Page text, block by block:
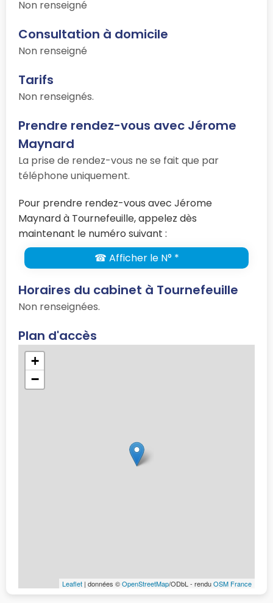
Non renseigné
Consultation à domicile
Non renseigné
Tarifs
Non renseignés.
Prendre rendez-vous avec Jérome
Maynard
La prise de rendez-vous ne se fait que par
téléphone uniquement.
Pour prendre rendez-vous avec Jérome
Maynard à Tournefeuille, appelez dès
maintenant le numéro suivant :
☎ Afficher le N° *
Horaires du cabinet à Tournefeuille
Non renseignées.
Plan d'accès
+
−
Leaflet | données ©OpenStreetMap/ODbL - renduOSM France